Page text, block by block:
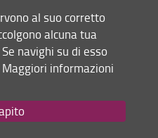
degli Studi di Firenze UNIFI
P.IVA/Cod.Fis 01279680480
Alfieri' - Via delle Pandette, 32 -
50127 Firenze (FI)
scuola(AT)sc-politiche.unifi.it
al suo corretto
alcuna tua
navighi su di esso
Maggiori informazioni